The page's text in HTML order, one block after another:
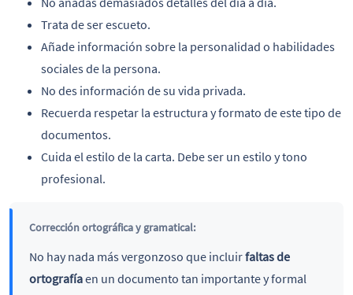
Trata de ser escueto.
Añade información sobre la personalidad o habilidades
sociales de la persona.
No des información de su vida privada.
Recuerda respetar la estructura y formato de este tipo de
documentos.
Cuida el estilo de la carta. Debe ser un estilo y tono
profesional.
Corrección ortográfica y gramatical:
No hay nada más vergonzoso que incluirfaltas de
ortografíaen un documento tan importante y formal